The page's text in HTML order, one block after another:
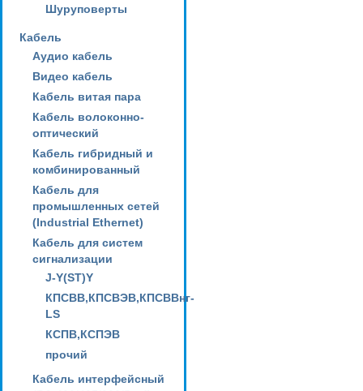
Шуруповерты
Кабель
Аудио кабель
Видео кабель
Кабель витая пара
Кабель волоконно-
оптический
Кабель гибридный и
комбинированный
Кабель для
промышленных сетей
(Industrial Ethernet)
Кабель для систем
сигнализации
J-Y(ST)Y
КПСВВ,КПСВЭВ,КПСВВнг-
LS
КСПВ,КСПЭВ
прочий
Кабель интерфейсный